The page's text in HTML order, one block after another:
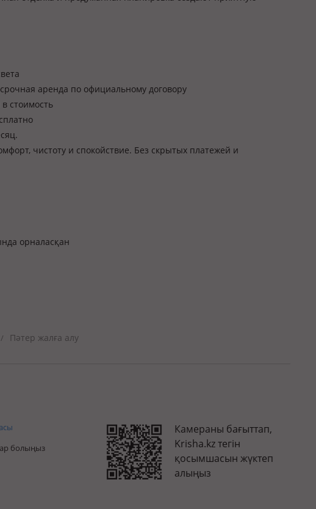
аренда по официальному договору
стоимость
чистоту и спокойствие. Без скрытых платежей и
орналасқан
/ Пәтер жалға алу
болыңыз
Камераны бағыттап,
Krisha.kz тегін
қосымшасын жүктеп
алыңыз